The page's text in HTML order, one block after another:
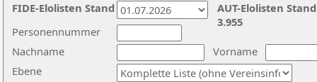
Nachname
Vorname
Ebene
Personennummer
AUT-Elolisten
3.955
FIDE-Elolisten Stand